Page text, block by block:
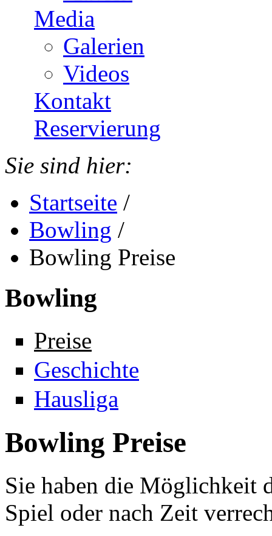
Media
Galerien
Videos
Kontakt
Reservierung
Sie sind hier:
Startseite /
Bowling /
Bowling Preise
Bowling
Preise
Geschichte
Hausliga
Bowling Preise
Sie haben die Möglichkeit
Spiel oder nach Zeit